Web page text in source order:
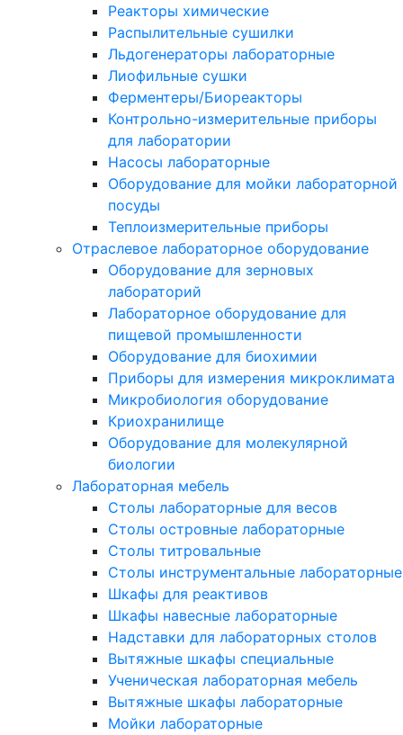
Реакторы химические
Распылительные сушилки
Льдогенераторы лабораторные
Лиофильные сушки
Ферментеры/Биореакторы
Контрольно-измерительные приборы
для лаборатории
Насосы лабораторные
Оборудование для мойки лабораторной
посуды
Теплоизмерительные приборы
Отраслевое лабораторное оборудование
Оборудование для зерновых
лабораторий
Лабораторное оборудование для
пищевой промышленности
Оборудование для биохимии
Приборы для измерения микроклимата
Микробиология оборудование
Криохранилище
Оборудование для молекулярной
биологии
Лабораторная мебель
Столы лабораторные для весов
Столы островные лабораторные
Столы титровальные
Столы инструментальные лабораторные
Шкафы для реактивов
Шкафы навесные лабораторные
Надставки для лабораторных столов
Вытяжные шкафы специальные
Ученическая лабораторная мебель
Вытяжные шкафы лабораторные
Мойки лабораторные